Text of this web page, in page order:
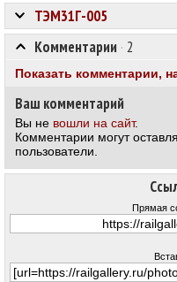
Прямая
ТЭМ31Г-005
Комментарии · 2
Показать комментарии,
Ваш комментарий
Вы не вошли на сайт.
Комментарии могут
пользователи.